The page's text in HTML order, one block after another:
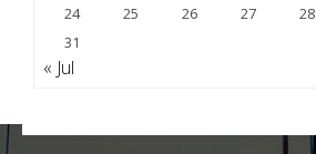
24
25 26 27 28
31
« Jul